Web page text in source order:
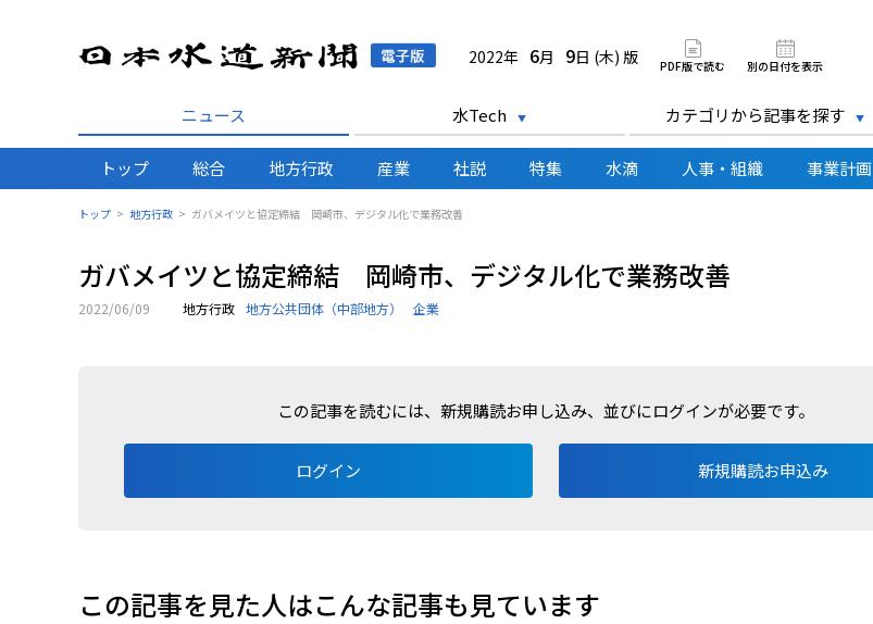
日本水道新聞 電子版
2022年 6月 9日 (木) 版 PDF版で読む 別の日付を表示
ニュース 水Tech カテゴリから記事を探す
トップ 総合 地方行政 産業 社説 特集 水滴 人事・組織 事業計画
トップ 地方行政 ガバメイツと協定締結 岡崎市、デジタル化で業務改善
ガバメイツと協定締結 岡崎市、デジタル化で業務改善
2022/06/09 地方行政 地方公共団体（中部地方） 企業
この記事を読むには、新規購読お申し込み、並びにログインが必要です。
ログイン 新規購読お申込み
この記事を見た人はこんな記事も見ています